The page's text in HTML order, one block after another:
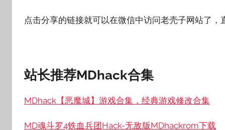
点击分享的链接就可以在微信中访问老壳子网站了，
站长推荐MDhack合集
MDhack【恶魔城】游戏合集，经典游戏修改合集
MD魂斗罗4铁血兵团Hack-无敌版MDhackrom下载